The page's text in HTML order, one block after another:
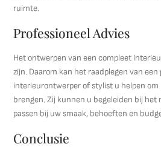
ruimte.
Professioneel Advies
Het ontwerpen van een compleet
zijn. Daarom kan het raadplegen van een
interieurontwerper of stylist u helpen
brengen. Zij kunnen u begeleiden bij het
passen bij uw smaak, behoeften en
Conclusie